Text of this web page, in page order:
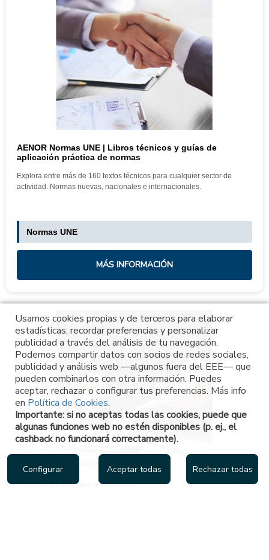
AENOR Normas UNE | Libros técnicos y guías de
aplicación práctica de normas
Explora entre más de 160 textos técnicos para cualquier sector de
actividad. Normas nuevas, nacionales e internacionales.
Normas UNE
MÁS INFORMACIÓN
Pons IP | Patentes y Marcas
Usamos cookies propias y de terceros para elaborar
estadísticas, recordar preferencias y personalizar
publicidad a través del análisis de tu navegación.
Podemos compartir datos con socios de redes sociales,
publicidad y análisis web —algunos fuera del EEE— que
pueden combinarlos con otra información. Puedes
aceptar, rechazar o configurar tus preferencias. Más info
en Política de Cookies.
Importante: si no aceptas todas las cookies, puede que
algunas funciones web no estén disponibles (p. ej., el
cashback no funcionará correctamente).
Configurar Aceptar todas Rechazar todas